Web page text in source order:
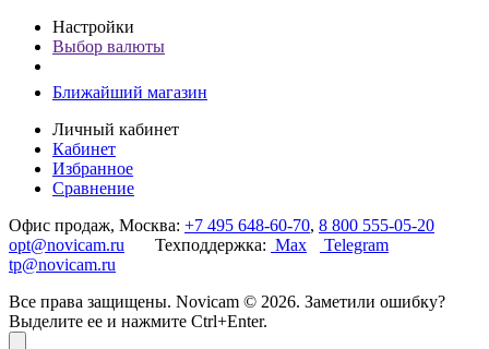
Настройки
Выбор валюты
Ближайший магазин
Личный кабинет
Кабинет
Избранное
Сравнение
Офис продаж, Москва: +7 495 648-60-70, 8 800 555-05-20
opt@novicam.ru Техподдержка: Max
Telegram
tp@novicam.ru
Все права защищены. Novicam © 2026. Заметили ошибку?
Выделите ее и нажмите Ctrl+Enter.